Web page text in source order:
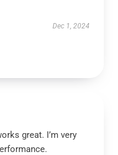
Dec 1, 2024
great. I’m very